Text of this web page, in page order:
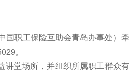
国职工保险互助会青岛办事处
。
堂场所，并组织所属职工群众